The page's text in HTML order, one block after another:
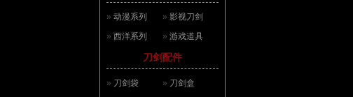
» 动漫系列 » 影视刀剑
» 西洋系列 » 游戏道具
刀剑配件
» 刀剑袋 » 刀剑盒